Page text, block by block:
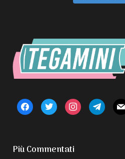
facebooktwitter instagramtelegrammail
Più Commentati